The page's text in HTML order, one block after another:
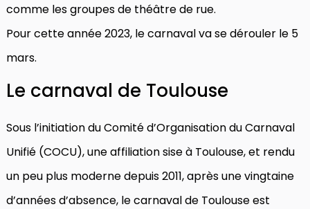
comme les groupes de théâtre de rue.
Pour cette année 2023, le carnaval va se dérouler le 5
mars.
Le carnaval de Toulouse
Sous l’initiation du Comité d’Organisation du Carnaval
Unifié (COCU), une affiliation sise à Toulouse, et rendu
un peu plus moderne depuis 2011, après une vingtaine
d’années d’absence, le carnaval de Toulouse est